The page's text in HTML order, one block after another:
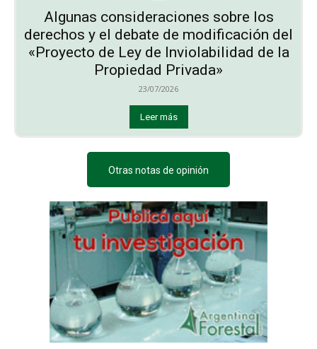
Algunas consideraciones sobre los
derechos y el debate de modificación del
«Proyecto de Ley de Inviolabilidad de la
Propiedad Privada»
23/07/2026
Leer más
Otras notas de opinión